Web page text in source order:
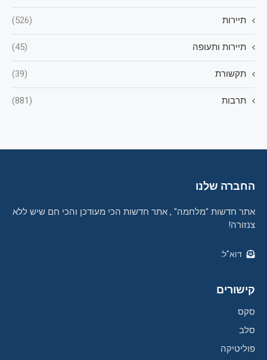
תיירות (526)
תיירות ותעופה (45)
תקשורת (39)
תרבות (881)
החברה שלנו
אתר חדשות "מלחמה" , אתר חדשות הכי מעודכן והכי חם שיש ללא
צנזורה!
דוא"ל:
קישורים
סקס
סלב
פוליטיקה